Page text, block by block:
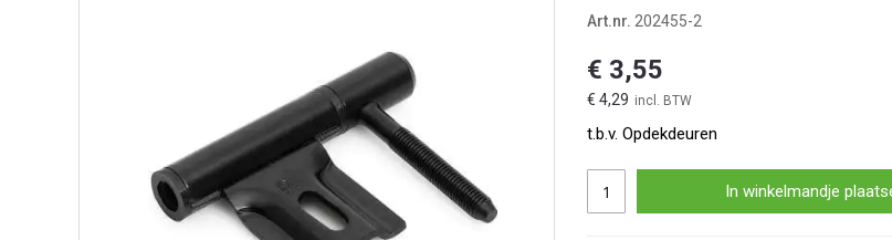
Art.nr. 202455-2
€ 4,29
€ 3,55
t.b.v. Opdekdeuren
In winkelmandje